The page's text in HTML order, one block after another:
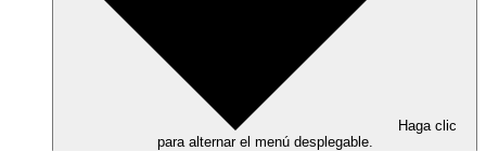
Haga clic
para alternar el menú desplegable.